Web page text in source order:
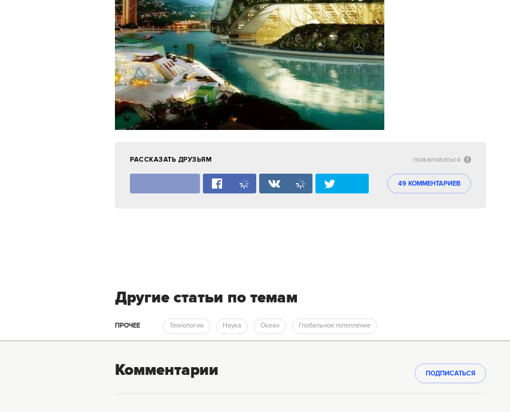
РАССКАЗАТЬ ДРУЗЬЯМ
49 КОММЕНТАРИЕВ
пожаловаться
Другие статьи по темам
ПРОЧЕЕ Технологии Наука Океан Глобальное потепление
Комментарии ПОДПИСАТЬСЯ